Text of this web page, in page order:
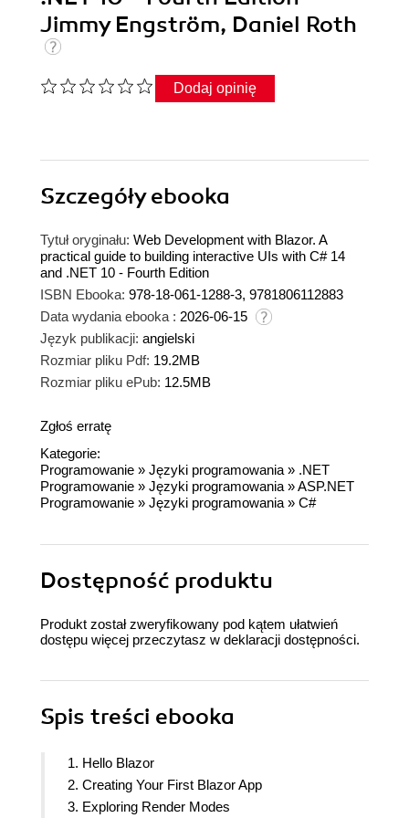
Jimmy Engström, Daniel Roth
Dodaj opinię
Szczegółyebooka
Tytuł oryginału: Web Development with Blazor. A
practical guide to building interactive UIs with C# 14
and .NET 10 - Fourth Edition
ISBN Ebooka: 978-18-061-1288-3, 9781806112883
Data wydania ebooka : 2026-06-15
Język publikacji: angielski
Rozmiar pliku Pdf: 19.2MB
Rozmiar pliku ePub: 12.5MB
Zgłoś erratę
Kategorie:
Programowanie » Języki programowania » .NET
Programowanie » Języki programowania »ASP.NET
Programowanie » Języki programowania » C#
Dostępność produktu
Produkt został zweryfikowany pod kątem ułatwień
dostępu więcej przeczytasz w deklaracji dostępności.
Spis treści ebooka
1. Hello Blazor
2. Creating Your First Blazor App
3. Exploring Render Modes